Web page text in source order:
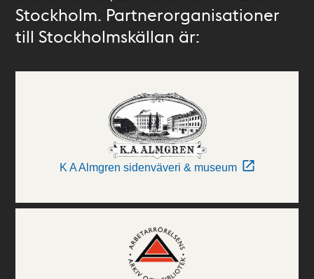
Stockholm. Partnerorganisationer
till Stockholmskällan är:
K A Almgren sidenväveri & museum